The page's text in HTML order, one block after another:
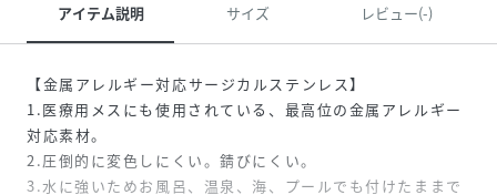
アイテム説明 サイズ レビュー(-)
【金属アレルギー対応サージカルステンレス】
1.医療用メスにも使用されている、最高位の金属アレルギー
対応素材。
2.圧倒的に変色しにくい。錆びにくい。
3.水に強いためお風呂、温泉、海、プールでも付けたままで